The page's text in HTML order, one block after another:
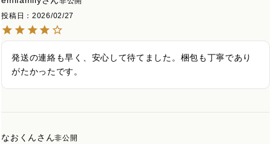
投稿日
2026/02/27
発送の連絡も早く、安心して待てました。梱包も丁寧であり
がたかったです。
なおくん
非公開